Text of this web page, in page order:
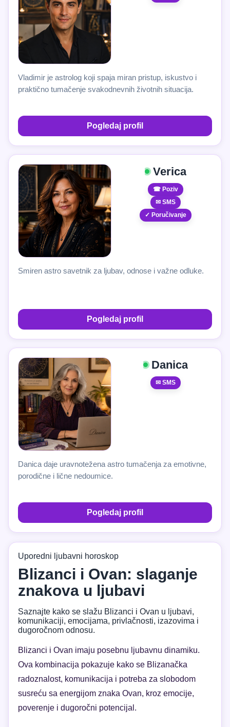
Vladimir je astrolog koji spaja miran pristup, iskustvo i
praktično tumačenje svakodnevnih životnih situacija.
Pogledaj profil
Verica
☎ Poziv
✉ SMS
✓ Poručivanje
Smiren astro savetnik za ljubav, odnose i važne odluke.
Pogledaj profil
Danica
✉ SMS
Danica daje uravnotežena astro tumačenja za emotivne,
porodične i lične nedoumice.
Pogledaj profil
Uporedni ljubavni horoskop
Blizanci i Ovan: slaganje
znakova u ljubavi
Saznajte kako se slažu Blizanci i Ovan u ljubavi,
komunikaciji, emocijama, privlačnosti, izazovima i
dugoročnom odnosu.
Blizanci i Ovan imaju posebnu ljubavnu dinamiku.
Ova kombinacija pokazuje kako se Blizanačka
radoznalost, komunikacija i potreba za slobodom
susreću sa energijom znaka Ovan, kroz emocije,
poverenje i dugoročni potencijal.